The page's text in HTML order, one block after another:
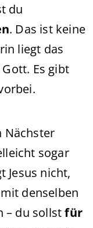
du
. Das ist keine
liegt das
Es gibt
Nächster
sogar
Jesus nicht,
denselben
– du sollstfür